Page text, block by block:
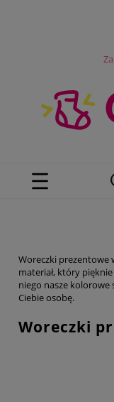
Woreczki prezentowe
materiał, który
niego nasze kolorowe
Ciebie osobę.
Woreczki